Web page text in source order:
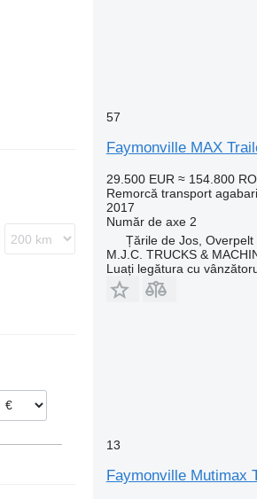
57
Faymonville MAX
29.500 EUR ≈ 154.800
Remorcă transport
2017
Număr de axe 2
Țările de Jos, Overpelt
M.J.C. TRUCKS &
Luați legătura cu
13
Faymonville Mutimax